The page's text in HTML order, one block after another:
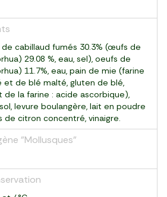
cabillaud fumés 30.3% (œufs de
29.08 %, eau, sel), oeufs de
11.7%, eau, pain de mie (farine
et de blé malté, gluten de blé,
la farine : acide ascorbique),
levure boulangère, lait en poudre
de citron concentré, vinaigre.
"Mollusques"